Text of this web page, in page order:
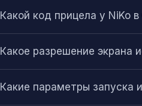
Какой код прицела у NiKo в
Какое разрешение экрана
Какие параметры запуска